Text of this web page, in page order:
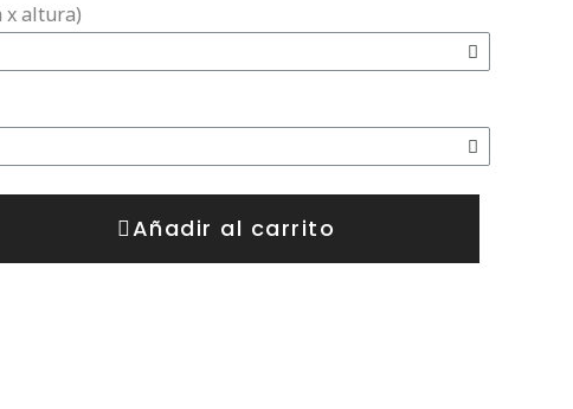
x altura)
Añadir al carrito